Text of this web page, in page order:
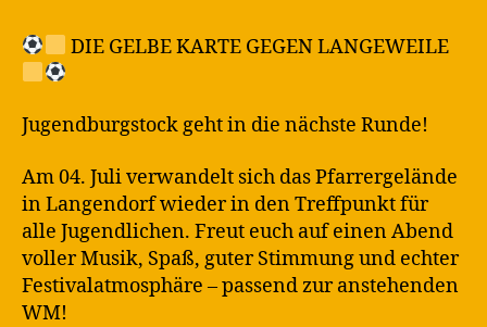
DIE GELBE KARTE GEGEN LANGEWEILE
Jugendburgstock geht in die nächste Runde!
Am 04. Juli verwandelt sich das Pfarrergelände
in Langendorf wieder in den Treffpunkt für
alle Jugendlichen. Freut euch auf einen Abend
voller Musik, Spaß, guter Stimmung und echter
Festivalatmosphäre – passend zur anstehenden
WM!